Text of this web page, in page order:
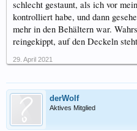
schlecht gestaunt, als ich vor
kontrolliert habe, und dann
mehr in den Behältern war.
reingekippt, auf den Deckeln
29. April 2021
derWolf
Aktives Mitglied